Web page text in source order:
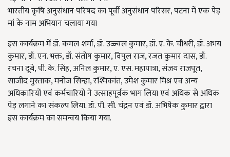
भारतीय कृषि अनुसंधान परिषद का पूर्वी अनुसंधान परिसर, पटना में एक पेड़
मां के नाम अभियान चलाया गया
इस कार्यक्रम में डॉ. कमल शर्मा, डॉ. उज्ज्वल कुमार, डॉ. ए. के. चौधरी, डॉ. अभय
कुमार, डॉ. एन. भक्त, डॉ. संतोष कुमार, विपुल राज, रजत कुमार दास, डॉ.
रचना दूबे, पी. के. सिंह, अनिल कुमार, ए. एस. महापात्रा, संजय राजपूत,
साजीद मुस्ताक, मनोज सिन्हा, रश्मिकांत, उमेश कुमार मिश्र एवं अन्य
अधिकारियों एवं कर्मचारियों ने उत्साहपूर्वक भाग लिया एवं अधिक से अधिक
पेड़ लगाने का संकल्प लिया. डॉ. पी. सी. चंद्रन एवं डॉ. अभिषेक कुमार द्वारा
इस कार्यक्रम का समन्वय किया गया.